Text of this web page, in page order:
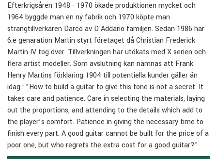
Efterkrigsåren 1948 - 1970 ökade produktionen mycket och
1964 byggde man en ny fabrik och 1970 köpte man
strängtillverkaren Darco av D'Addario familjen. Sedan 1986 har
6:e genaration Martin styrt företaget då Christian Frederick
Martin IV tog över. Tillverkningen har utökats med X serien och
flera artist modeller. Som avslutning kan nämnas att Frank
Henry Martins förklaring 1904 till potentiella kunder gäller än
idag : "How to build a guitar to give this tone is not a secret. It
takes care and patience. Care in selecting the materials, laying
out the proportions, and attending to the details which add to
the player’s comfort. Patience in giving the necessary time to
finish every part. A good guitar cannot be built for the price of a
poor one, but who regrets the extra cost for a good guitar?"